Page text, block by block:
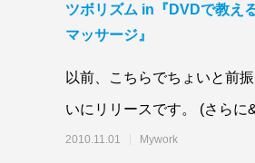
ツボリズム in『DVDで教え
マッサージ』
以前、こちらでちょいと前
いにリリースです。 (さらに
2010.11.01 Mywork